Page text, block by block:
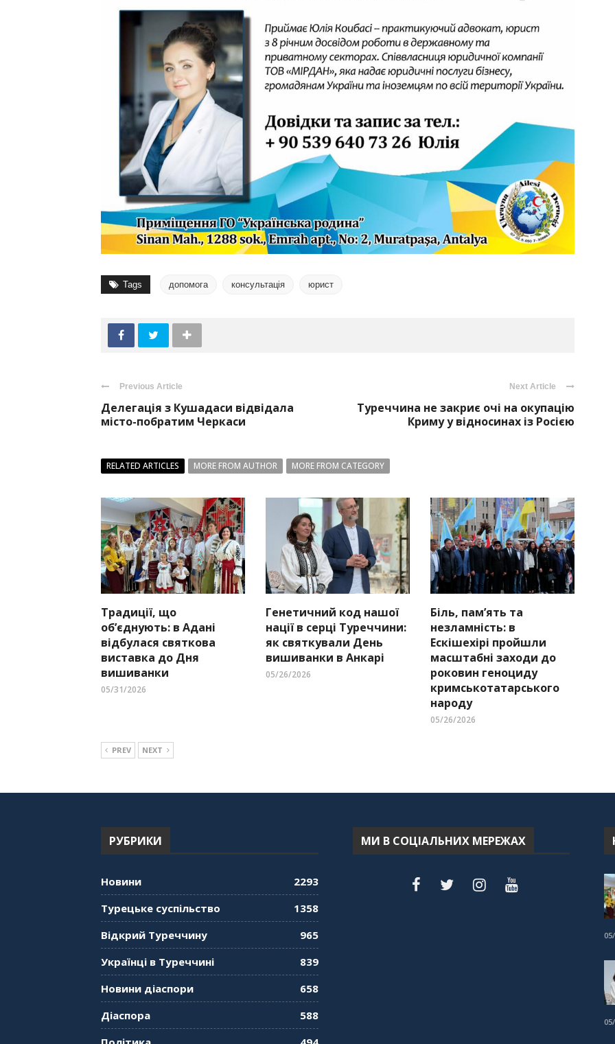
Tags допомога консультація юрист
Previous Article
Делегація з Кушадаси відвідала
місто-побратим Черкаси
Next Article
Туреччина не закриє очі на окупацію
Криму у відносинах із Росією
RELATED ARTICLES MORE FROM AUTHOR MORE FROM CATEGORY
Традиції, що
об’єднують: в Адані
відбулася святкова
виставка до Дня
вишиванки
05/31/2026
Генетичний код нашої
нації в серці Туреччини:
як святкували День
вишиванки в Анкарі
05/26/2026
Біль, пам’ять та
незламність: в
Ескішехірі пройшли
масштабні заходи до
роковин геноциду
кримськотатарського
народу
05/26/2026
PREV NEXT
РУБРИКИ
Новини
2293
Турецьке суспільство
1358
Відкрий Туреччину
965
Українці в Туреччині
839
Новини діаспори
658
Діаспора
588
МИ В СОЦІАЛЬНИХ МЕРЕЖАХ